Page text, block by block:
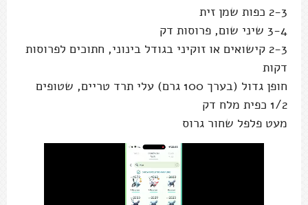
2-3 כפות שמן זית
3-4 שיני שום, פרוסות דק
2-3 קישואים או זוקיני בגודל בינוני, חתוכים לפרוסות
דקות
חופן גדול (בערך 100 גרם) עלי תרד טריים, שטופים
1/2 כפית מלח דק
מעט פלפל שחור גרוס